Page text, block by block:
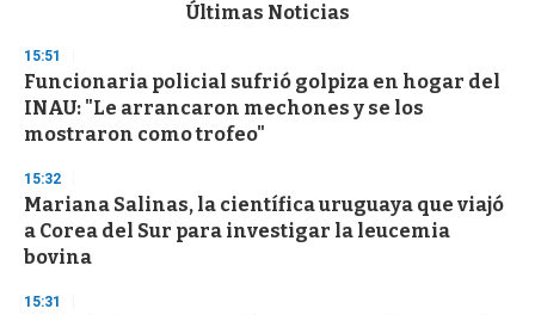
d
s
o
f
3
s
e
c
o
n
Últimas Noticias
15:51
Funcionaria policial sufrió golpiza en hogar del
INAU: "Le arrancaron mechones y se los
mostraron como trofeo"
15:32
Mariana Salinas, la científica uruguaya que viajó
a Corea del Sur para investigar la leucemia
bovina
15:31